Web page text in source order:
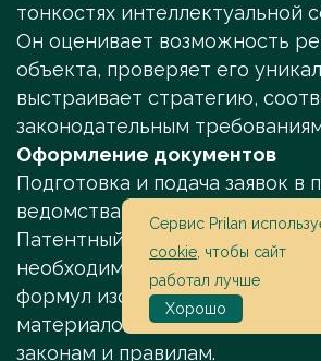
тонкостях интеллектуальной
Он оценивает возможность
объекта, проверяет его
выстраивает стратегию,
законодательным
Оформление документов
Подготовка и подача заявок в
ведомства — это
Патентный поверенный
необходимые документы: от
формул изобретений до
материалов, обеспечивая их
законам и правилам.
Сервис Prilan
cookie , чтобы сайт
работал лучше
Хорошо